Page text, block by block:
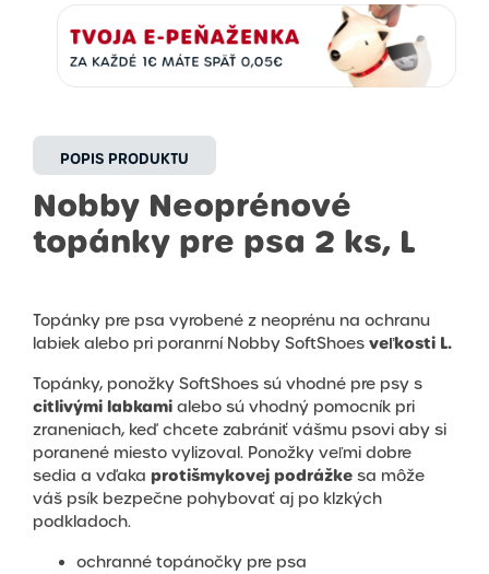
POPIS PRODUKTU
Nobby Neoprénové
topánky pre psa 2 ks, L
Topánky pre psa vyrobené z neoprénu na ochranu
labiek alebo pri poranrní Nobby SoftShoes veľkosti L.
Topánky, ponožky SoftShoes sú vhodné pre psy s
citlivými labkami alebo sú vhodný pomocník pri
zraneniach, keď chcete zabrániť vášmu psovi aby si
poranené miesto vylizoval. Ponožky veľmi dobre
sedia a vďaka protišmykovej podrážke sa môže
váš psík bezpečne pohybovať aj po klzkých
podkladoch.
ochranné topánočky pre psa